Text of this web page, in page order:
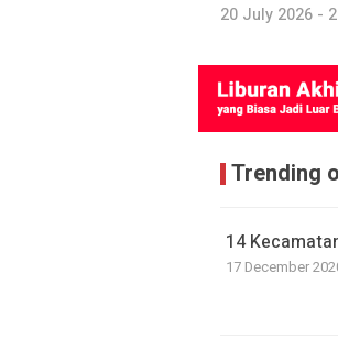
20 July 2026 -
Trending
14
17 December